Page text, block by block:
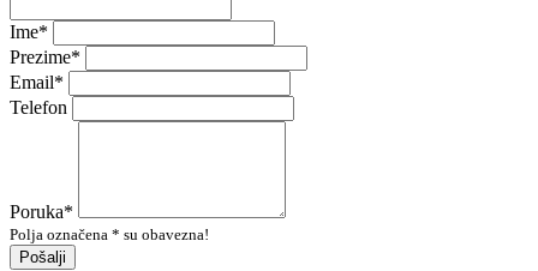
Ime*
Prezime*
Email*
Telefon
Poruka*
Polja označena * su obavezna!
Pošalji